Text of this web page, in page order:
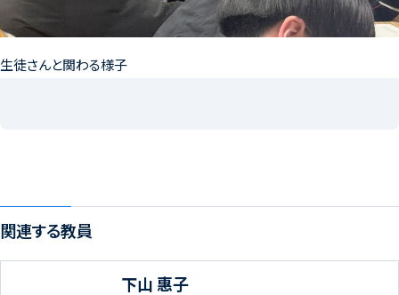
生徒さんと関わる様子
関連する教員
下山 惠子